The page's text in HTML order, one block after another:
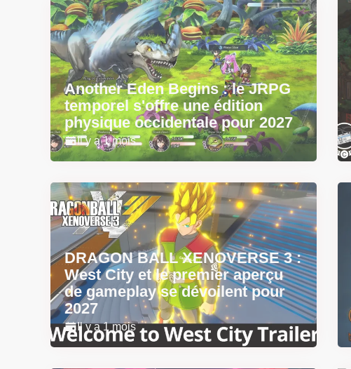
Another Eden Begins : le JRPG
temporel s'offre une édition
physique occidentale pour 2027
Il y a 1 mois
DRAGON BALL XENOVERSE 3 :
West City et le premier aperçu
de gameplay se dévoilent pour
2027
Il y a 1 mois